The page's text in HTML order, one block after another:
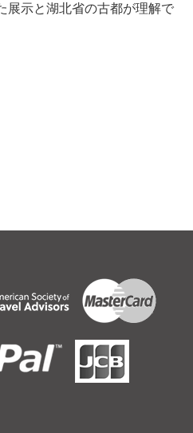
展示と湖北省の古都が理解で